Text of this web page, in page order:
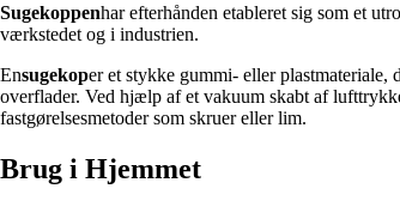
Sugekoppenhar efterhånden etableret sig som et
værkstedet og i industrien.
Ensugekoper et stykke gummi- eller plastmateriale,
overflader. Ved hjælp af et vakuum skabt af
fastgørelsesmetoder som skruer eller lim.
Brug i Hjemmet